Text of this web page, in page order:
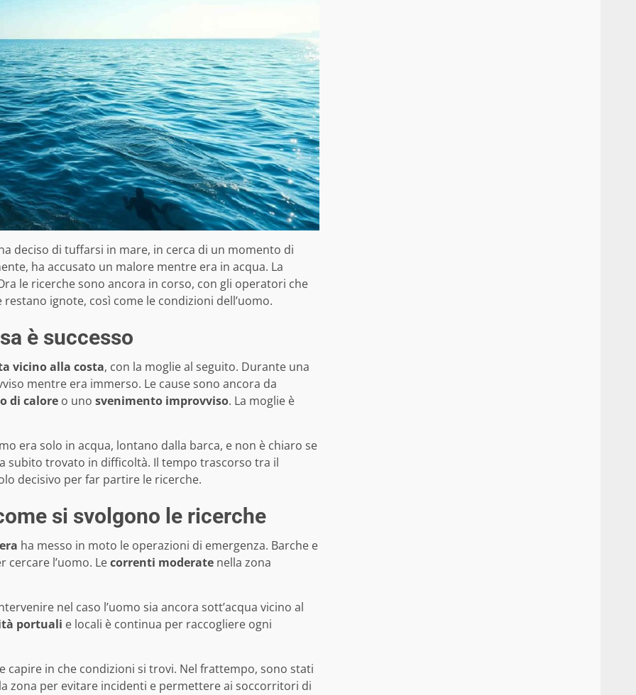
deciso di tuffarsi in mare, in cerca di un momento di
ha accusato un malore mentre era in acqua. La
le ricerche sono ancora in corso, con gli operatori che
ignote, così come le condizioni dell’uomo.
è successo
vicino alla costa, con la moglie al seguito. Durante una
mentre era immerso. Le cause sono ancora da
di calore o uno svenimento improvviso. La moglie è
era solo in acqua, lontano dalla barca, e non è chiaro se
subito trovato in difficoltà. Il tempo trascorso tra il
decisivo per far partire le ricerche.
si svolgono le ricerche
ha messo in moto le operazioni di emergenza. Barche e
cercare l’uomo. Lecorrenti moderate nella zona
nel caso l’uomo sia ancora sott’acqua vicino al
portuali e locali è continua per raccogliere ogni
capire in che condizioni si trovi. Nel frattempo, sono stati
zona per evitare incidenti e permettere ai soccorritori di